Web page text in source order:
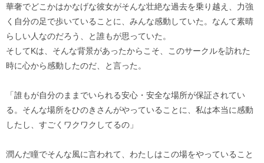
華奢でどこかはかなげな彼女がそんな壮絶な過去を乗り越え、力強
く自分の足で歩いていることに、みんな感動していた。なんて素晴
らしい人なのだろう、と誰もが思っていた。
そしてKは、そんな背景があったからこそ、このサークルを訪れた
時に心から感動したのだ、と言った。
「誰もが自分のままでいられる安心・安全な場所が保証されてい
る。そんな場所をひのきさんがやっていることに、私は本当に感動
したし、すごくワクワクしてるの」
潤んだ瞳でそんな風に言われて、わたしはこの場をやっていること